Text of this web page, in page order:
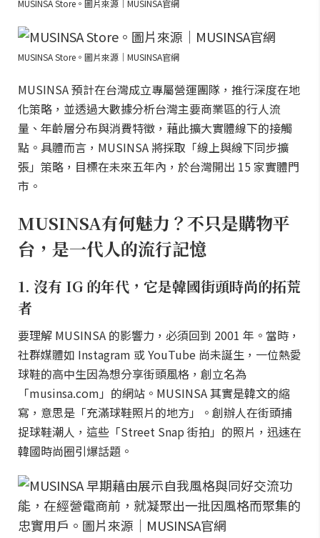
MUSINSA Store。圖片來源｜MUSINSA官網
MUSINSA Store。圖片來源｜MUSINSA官網
MUSINSA 預計在台灣成立專屬營運團隊，推行深度在地
化策略，並透過大數據分析台灣主要商業區的行人流
量、年齡層分布與消費特徵，藉此擴大實體線下的接觸
點。具體而言，MUSINSA 將採取「線上與線下同步擴
張」策略，目標在未來五年內，於台灣開出 15 家實體門
市。
MUSINSA有何魅力？不只是購物平
台，是一代人的流行記憶
1. 沒有 IG 的年代，它是韓國街頭時尚的拓荒
者
要理解 MUSINSA 的影響力，必須回到 2001 年。當時，
社群媒體如 Instagram 或 YouTube 尚未誕生，一位熱愛
球鞋的高中生因為想分享街頭風格，創立名為
「musinsa.com」的網站。MUSINSA 其實是韓文的縮
寫，意思是「充滿球鞋照片的地方」。創辦人在街頭捕
捉球鞋潮人，這些「Street Snap 街拍」的照片，迅速在
韓國時尚圈引爆話題。